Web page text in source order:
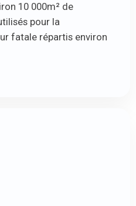
10 000m² de
pour la
fatale répartis environ